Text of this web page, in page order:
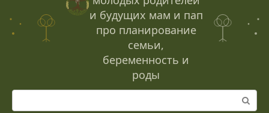
и будущих мам и пап
про планирование
семьи,
беременность и
роды
Поиск: